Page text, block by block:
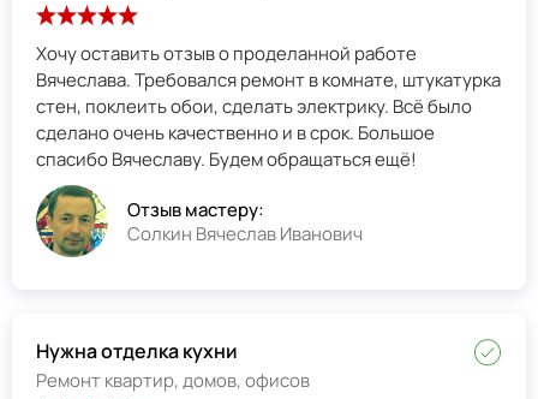
Хочу оставить отзыв о проделанной работе
Вячеслава. Требовался ремонт в комнате, штукатурка
стен, поклеить обои, сделать электрику. Всё было
сделано очень качественно и в срок. Большое
спасибо Вячеславу. Будем обращаться ещё!
Отзыв мастеру:
Солкин Вячеслав Иванович
Нужна отделка кухни
Ремонт квартир, домов, офисов